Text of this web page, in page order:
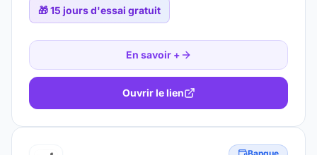
🎁15 jours d'essai gratuit
En savoir +
Ouvrir le lien